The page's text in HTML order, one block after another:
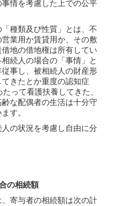
情を考慮した上での公平
種類及び性質」とは、不
業用か賃貸用か、その敷
地の借地権は所有してい
続人の場合の「事情」と
事し、被相続人の財産形
きたとか重度の認知症
って看護扶養してきた、
な配偶者の生活は十分守
す。
の状況を考慮し自由に分
の相続額
寄与者の相続額は次の計